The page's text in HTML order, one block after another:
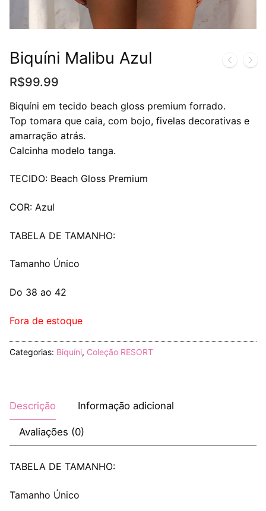
Biquíni Malibu Azul
R$99.99
Biquíni em tecido beach gloss premium forrado.
Top tomara que caia, com bojo, fivelas decorativas e
amarração atrás.
Calcinha modelo tanga.
TECIDO: Beach Gloss Premium
COR: Azul
TABELA DE TAMANHO:
Tamanho Único
Do 38 ao 42
Fora de estoque
Categorias: Biquíni, Coleção RESORT
Descrição Informação adicional
Avaliações (0)
TABELA DE TAMANHO:
Tamanho Único